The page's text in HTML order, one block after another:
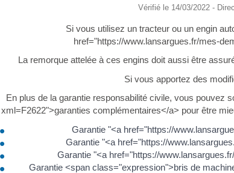
Vérifié le 14/03/2022 -
Si vous utilisez un tracteur ou un engin
href="https://www.lansargues.fr/mes-
La remorque attelée à ces engins doit aussi être
Si vous apportez des
En plus de la garantie responsabilité civile, vous pouvez
xml=F2622">garanties complémentaires</a> pour être
Garantie "<a href="https://
Garantie "<a href="https://
Garantie "<a href="https://
Garantie <span class="expression">bris de